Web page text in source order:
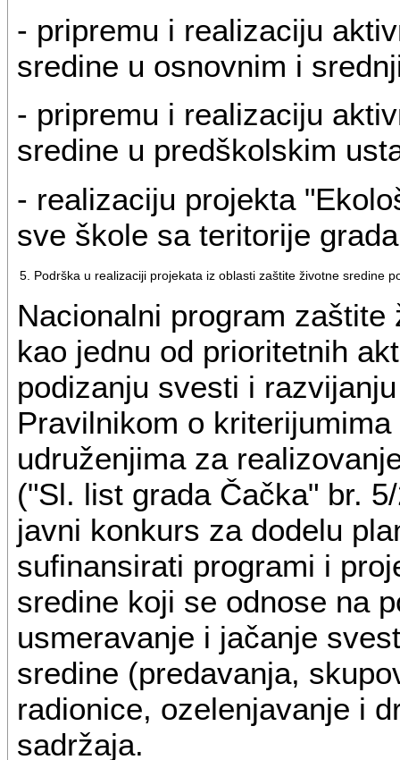
- pripremu i realizaciju
sredine u osnovnim i
- pripremu i realizaciju
sredine u predškolskim
- realizaciju projekta
sve škole sa teritorije
5. Podrška u realizaciji projekata iz oblasti zaštite životne sredine
Nacionalni program
kao jednu od prioritetnih
podizanju svesti i
Pravilnikom o
udruženjima za
("Sl. list grada Čačka" br.
javni konkurs za dodelu
sufinansirati programi i
sredine koji se odnose na
usmeravanje i jačanje
sredine (predavanja,
radionice, ozelenjavanje i
sadržaja.